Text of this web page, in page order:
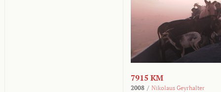
7915 KM
2008 / Nikolaus Geyrhalter